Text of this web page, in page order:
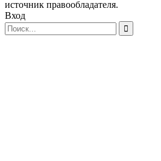
источник правообладателя.
Вход